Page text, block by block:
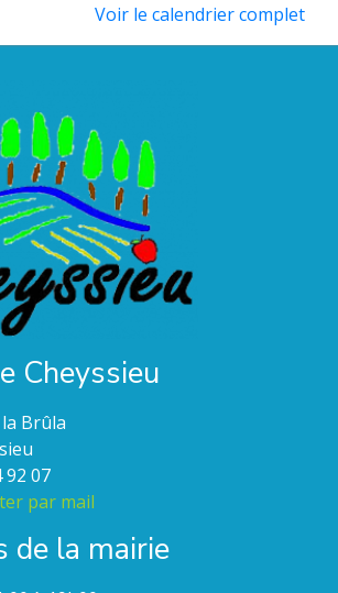
Voir le calendrier complet
Cheyssieu
Brûla
92 07
par mail
de la mairie